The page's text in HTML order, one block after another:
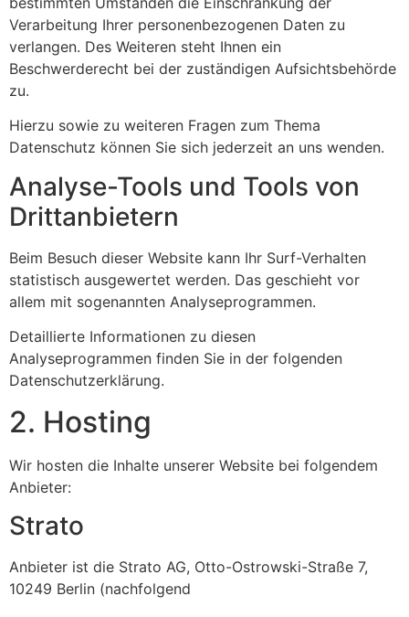
Verarbeitung Ihrer personenbezogenen Daten zu
verlangen. Des Weiteren steht Ihnen ein
Beschwerderecht bei der zuständigen Aufsichtsbehörde
zu.
Hierzu sowie zu weiteren Fragen zum Thema
Datenschutz können Sie sich jederzeit an uns wenden.
Analyse-Tools und Tools von
Dritt­anbietern
Beim Besuch dieser Website kann Ihr Surf-Verhalten
statistisch ausgewertet werden. Das geschieht vor
allem mit sogenannten Analyseprogrammen.
Detaillierte Informationen zu diesen
Analyseprogrammen finden Sie in der folgenden
Datenschutzerklärung.
2. Hosting
Wir hosten die Inhalte unserer Website bei folgendem
Anbieter:
Strato
Anbieter ist die Strato AG, Otto-Ostrowski-Straße 7,
10249 Berlin (nachfolgend